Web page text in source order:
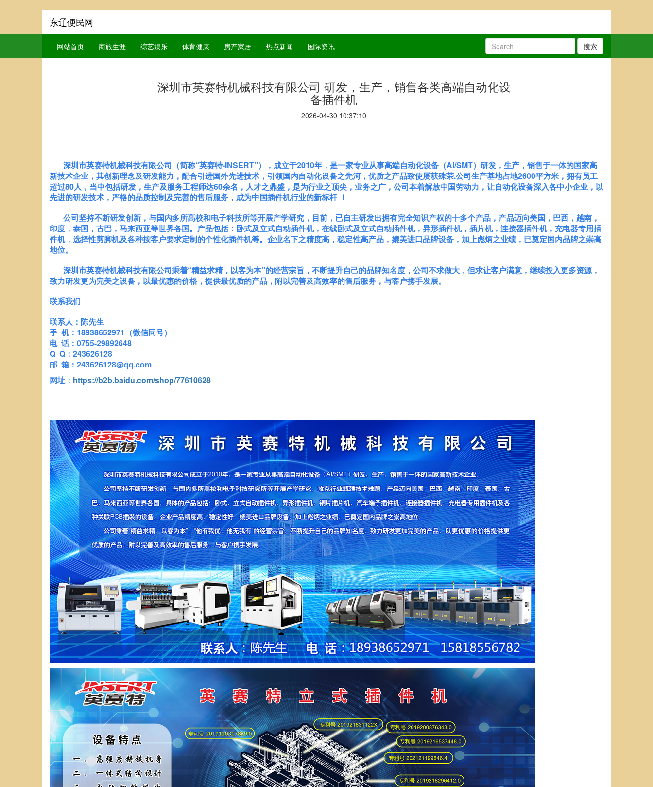
东辽便民网
网站首页 商旅生涯 综艺娱乐 体育健康 房产家居 热点新闻 国际资讯 搜索
深圳市英赛特机械科技有限公司 研发，生产，销售各类高端自动化设
备插件机
2026-04-30 10:37:10
深圳市英赛特机械科技有限公司（简称“英赛特-INSERT”），成立于2010年，是一家专业从事高端自动化设备（AI/SMT）研发，生产，销售于一体的国家高
新技术企业，其创新理念及研发能力，配合引进国外先进技术，引领国内自动化设备之先河，优质之产品致使屡获殊荣.公司生产基地占地2600平方米，拥有员工
超过80人，当中包括研发，生产及服务工程师达60余名，人才之鼎盛，是为行业之顶尖，业务之广，公司本着解放中国劳动力，让自动化设备深入各中小企业，以
先进的研发技术，严格的品质控制及完善的售后服务，成为中国插件机行业的新标杆 ！
公司坚持不断研发创新，与国内多所高校和电子科技所等开展产学研究，目前，已自主研发出拥有完全知识产权的十多个产品，产品迈向美国，巴西，越南，
印度，泰国，古巴，马来西亚等世界各国。产品包括：卧式及立式自动插件机，在线卧式及立式自动插件机，异形插件机，插片机，连接器插件机，充电器专用插
件机，选择性剪脚机及各种按客户要求定制的个性化插件机等。企业名下之精度高，稳定性高产品，媲美进口品牌设备，加上彪炳之业绩，已奠定国内品牌之崇高
地位。
深圳市英赛特机械科技有限公司秉着“精益求精，以客为本”的经营宗旨，不断提升自己的品牌知名度，公司不求做大，但求让客户满意，继续投入更多资源，
致力研发更为完美之设备，以最优惠的价格，提供最优质的产品，附以完善及高效率的售后服务，与客户携手发展。
联系我们
联系人：陈先生
手 机：18938652971（微信同号）
电 话：0755-29892648
Q Q：243626128
邮 箱：243626128@qq.com
网址： https://b2b.baidu.com/shop/77610628